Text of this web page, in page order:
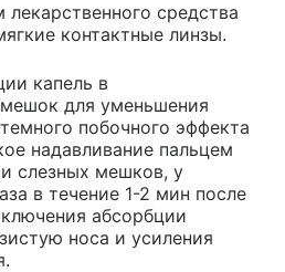
средства
контактные линзы.
капель в
для уменьшения
побочного эффекта
надавливание пальцем
слезных мешков, у
в течение 1-2 мин после
абсорбции
носа и усиления